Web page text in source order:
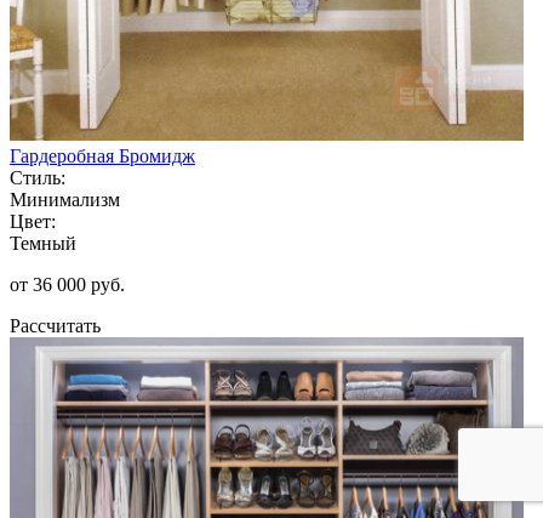
Гардеробная Бромидж
Стиль:
Минимализм
Цвет:
Темный
от 36 000 руб.
Рассчитать